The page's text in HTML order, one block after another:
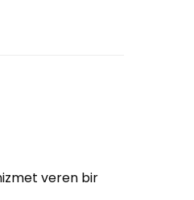
veren bir